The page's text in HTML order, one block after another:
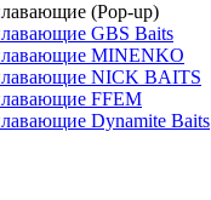
(Pop-up)
GBS Baits
MINENKO
NICK BAITS
FFEM
Dynamite Baits